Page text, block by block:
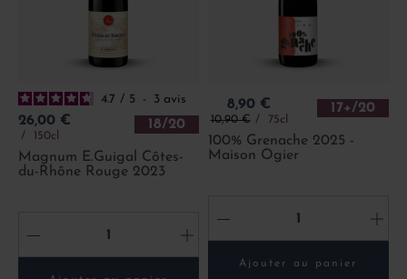
4.7 / 5 - 3 avis
Prix
26,00 €
150cl
18/20
Magnum E.Guigal Côtes-
du-Rhône Rouge 2023
- +
Prix
8,90 €
Prix de base
10,90 € 75cl
17+/20
100% Grenache 2025 -
Maison Ogier
- +
Ajouter au panier